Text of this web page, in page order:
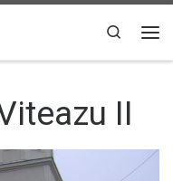
Search
II